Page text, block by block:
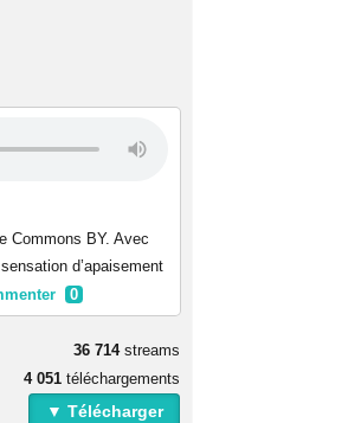
Commons BY. Avec
d’apaisement
0
36 714streams
4 051 téléchargements
▼ Télécharger